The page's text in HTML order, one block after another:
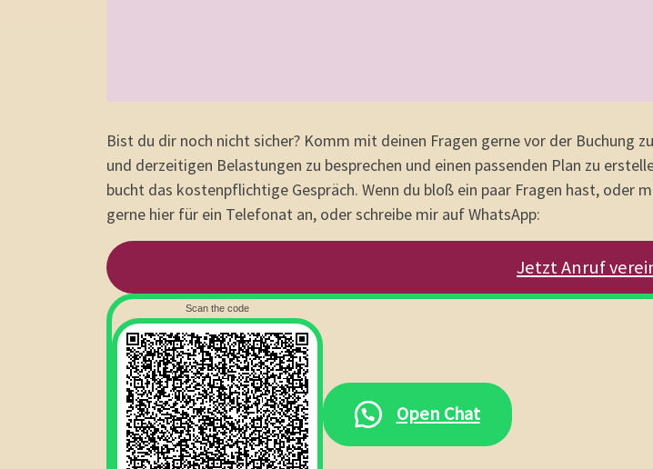
Bist du dir noch nicht sicher? Komm mit deinen Fragen gerne vor der Buchung
und derzeitigen Belastungen zu besprechen und einen passenden Plan zu
bucht das kostenpflichtige Gespräch. Wenn du bloß ein paar Fragen hast, oder
gerne hier für ein Telefonat an, oder schreibe mir auf WhatsApp:
Jetzt Anruf
Scan the code
Open Chat